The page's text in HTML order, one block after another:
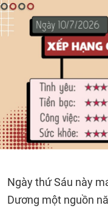
Ngày thứ Sáu này
Dương một nguồn